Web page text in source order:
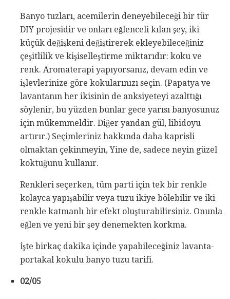
Banyo tuzları, acemilerin deneyebileceği bir tür
DIY projesidir ve onları eğlenceli kılan şey, iki
küçük değişkeni değiştirerek ekleyebileceğiniz
çeşitlilik ve kişiselleştirme miktarıdır: koku ve
renk. Aromaterapi yapıyorsanız, devam edin ve
işlevlerinize göre kokularınızı seçin. (Papatya ve
lavantanın her ikisinin de anksiyeteyi azalttığı
söylenir, bu yüzden bunlar gece yarısı banyosunuz
için mükemmeldir. Diğer yandan gül, libidoyu
artırır.) Seçimleriniz hakkında daha kaprisli
olmaktan çekinmeyin, Yine de, sadece neyin güzel
koktuğunu kullanır.
Renkleri seçerken, tüm parti için tek bir renkle
kolayca yapışabilir veya tuzu ikiye bölebilir ve iki
renkle katmanlı bir efekt oluşturabilirsiniz. Onunla
eğlen ve yeni bir şey denemekten korkma.
İşte birkaç dakika içinde yapabileceğiniz lavanta-
portakal kokulu banyo tuzu tarifi.
02/05